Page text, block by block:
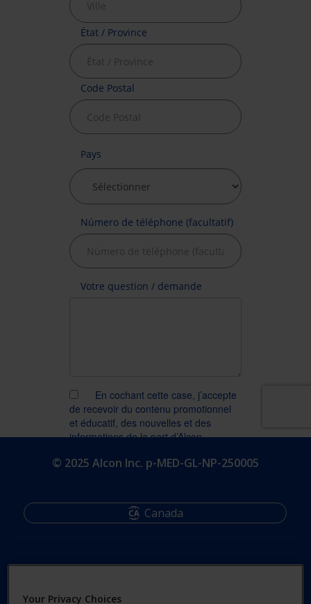
© 2025 Alcon Inc. p-MED-GL-NP-250005
Canada
Your Privacy Choices